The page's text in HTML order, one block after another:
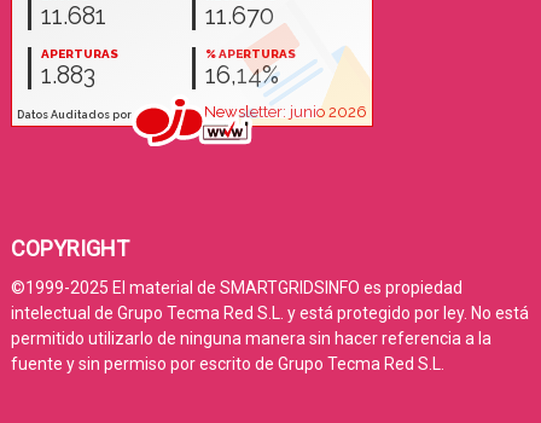
COPYRIGHT
©1999-2025 El material de SMARTGRIDSINFO es propiedad
intelectual de Grupo Tecma Red S.L. y está protegido por ley. No está
permitido utilizarlo de ninguna manera sin hacer referencia a la
fuente y sin permiso por escrito de Grupo Tecma Red S.L.